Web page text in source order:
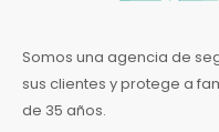
Somos una agencia de
sus clientes y protege a
de 35 años.